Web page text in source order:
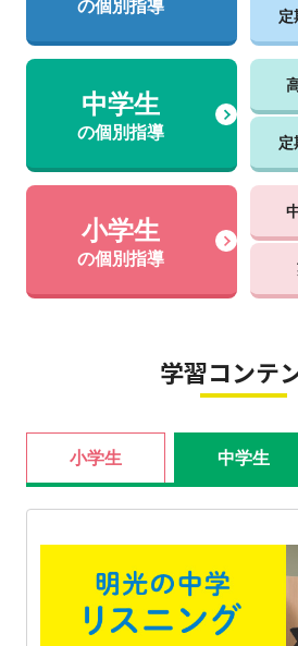
の個別指導
定
中学生
の個別指導
定
小学生
の個別指導
学習コンテ
小学生 中学生